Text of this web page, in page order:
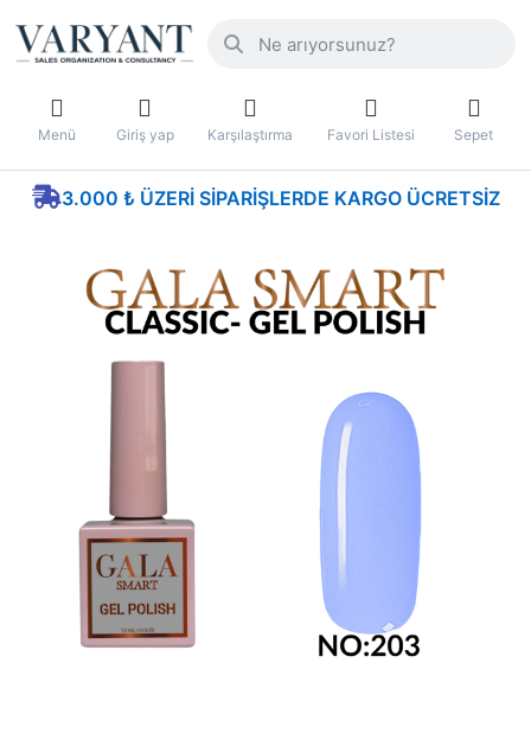
Menü Giriş yap Karşılaştırma Favori Listesi Sepet
3.000 ₺ ÜZERI SIPARIŞLERDE KARGO ÜCRETSIZ